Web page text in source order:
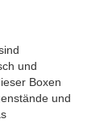
und
Boxen
und